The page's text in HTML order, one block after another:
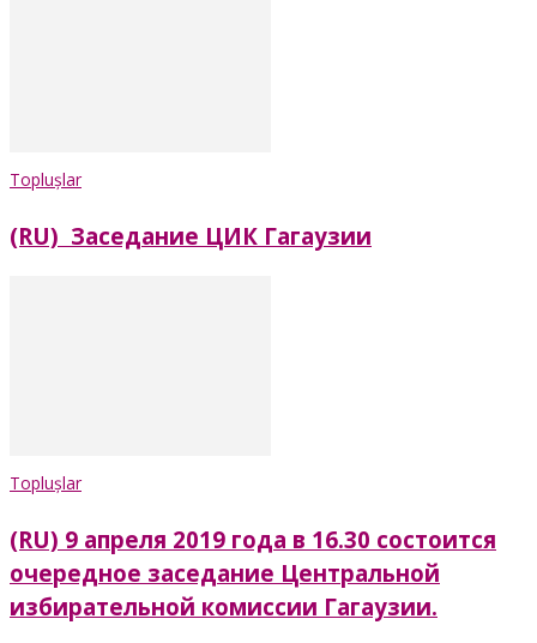
Toplușlar
(RU) Заседание ЦИК Гагаузии
Toplușlar
(RU) 9 апреля 2019 года в 16.30 состоится
очередное заседание Центральной
избирательной комиссии Гагаузии.